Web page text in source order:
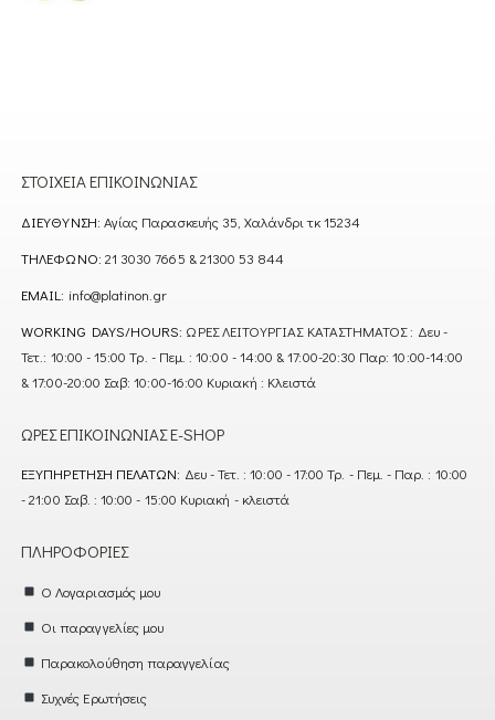
ΣΤΟΙΧΕΊΑ ΕΠΙΚΟΙΝΩΝΊΑΣ
ΔΙΕΎΘΥΝΣΗ: Αγίας Παρασκευής 35, Χαλάνδρι τκ 15234
ΤΗΛΈΦΩΝΟ: 21 3030 7665 & 21300 53 844
EMAIL: info@platinon.gr
WORKING DAYS/HOURS: ΩΡΕΣ ΛΕΙΤΟΥΡΓΙΑΣ ΚΑΤΑΣΤΗΜΑΤΟΣ : Δευ -
Τετ.: 10:00 - 15:00 Τρ. - Πεμ. : 10:00 - 14:00 & 17:00-20:30 Παρ: 10:00-14:00
& 17:00-20:00 Σαβ: 10:00-16:00 Κυριακή : Κλειστά
ΏΡΕΣ ΕΠΙΚΟΙΝΩΝΊΑΣ E-SHOP
ΕΞΥΠΗΡΈΤΗΣΗ ΠΕΛΑΤΏΝ: Δευ - Τετ. : 10:00 - 17:00 Τρ. - Πεμ. - Παρ. : 10:00
- 21:00 Σαβ. : 10:00 - 15:00 Κυριακή - κλειστά
ΠΛΗΡΟΦΟΡΊΕΣ
Ο Λογαριασμός μου
Οι παραγγελίες μου
Παρακολούθηση παραγγελίας
Συχνές Ερωτήσεις